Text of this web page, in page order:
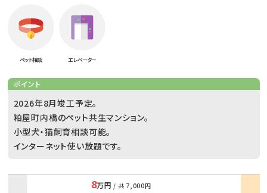
ペット相談 エレベーター
ポイント
2026年8月竣工予定。
粕屋町内橋のペット共生マンション。
小型犬・猫飼育相談可能。
インターネット使い放題です。
8万円 / 共 7,000円